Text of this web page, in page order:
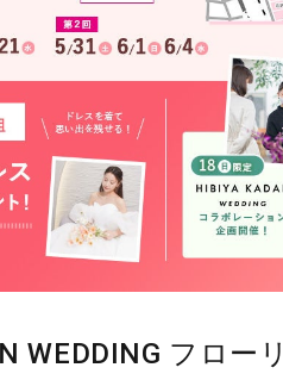
WEDDING フロー